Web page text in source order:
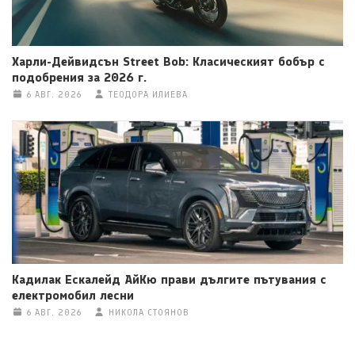
Харли-Дейвидсън Street Bob: Класическият бобър с
подобрения за 2026 г.
6 АВГ. 2026 ТЕОДОРА ИЛИЕВА
Кадилак Ескалейд АйКю прави дългите пътувания с
електромобил лесни
6 АВГ. 2026 НИКОЛА СТОЯНОВ